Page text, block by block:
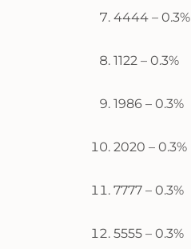
4444 – 0.3%
1122 – 0.3%
1986 – 0.3%
2020 – 0.3%
7777 – 0.3%
5555 – 0.3%